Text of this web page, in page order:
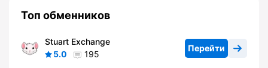
Топ обменников
Stuart Exchange
5.0
195
Перейти